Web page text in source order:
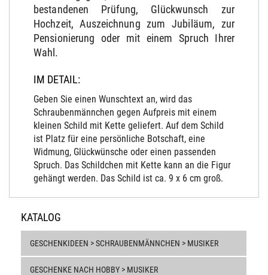
bestandenen Prüfung, Glückwunsch zur
Hochzeit, Auszeichnung zum Jubiläum, zur
Pensionierung oder mit einem Spruch Ihrer
Wahl.
IM DETAIL:
Geben Sie einen Wunschtext an, wird das
Schraubenmännchen gegen Aufpreis mit einem
kleinen Schild mit Kette geliefert. Auf dem Schild
ist Platz für eine persönliche Botschaft, eine
Widmung, Glückwünsche oder einen passenden
Spruch. Das Schildchen mit Kette kann an die Figur
gehängt werden. Das Schild ist ca. 9 x 6 cm groß.
KATALOG
GESCHENKIDEEN > SCHRAUBENMÄNNCHEN > MUSIKER
GESCHENKE NACH HOBBY > MUSIKER